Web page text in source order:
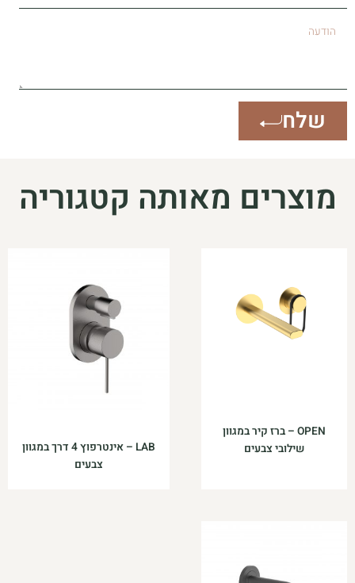
הודעה
שלח
מוצרים מאותה קטגוריה
OPEN – ברז קיר במגוון
שילובי צבעים
LAB – אינטרפוץ 4 דרך במגוון
צבעים